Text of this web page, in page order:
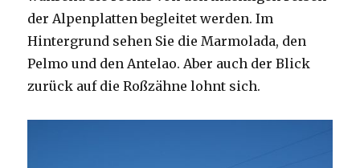
der Alpenplatten begleitet werden. Im
Hintergrund sehen Sie die Marmolada, den
Pelmo und den Antelao. Aber auch der Blick
zurück auf die Roßzähne lohnt sich.